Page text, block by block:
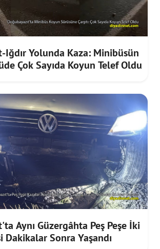
Iğdır Yolunda Kaza: Minibüsün
Çok Sayıda Koyun Telef Oldu
Aynı Güzergâhta Peş Peşe İki
Dakikalar Sonra Yaşandı